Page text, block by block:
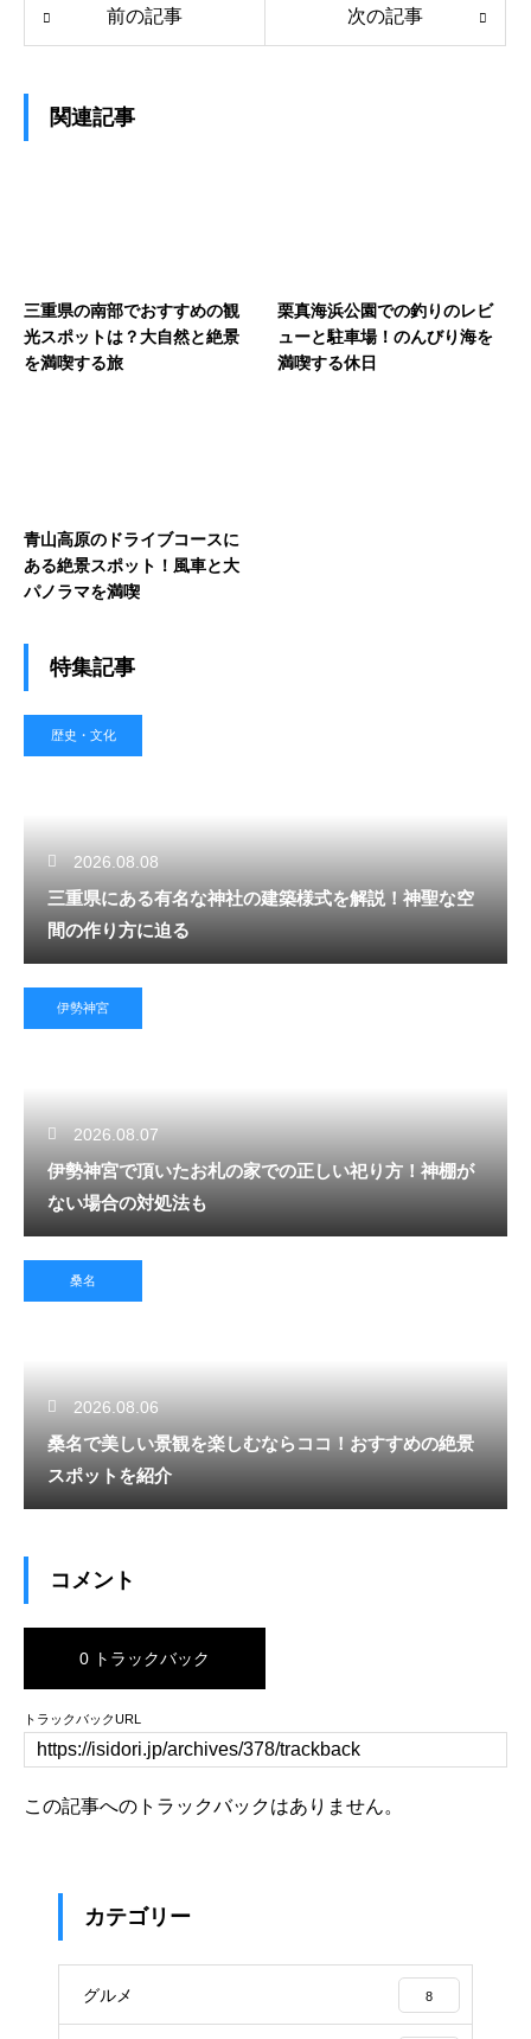
前の記事 次の記事
関連記事
三重県の南部でおすすめの観
光スポットは？大自然と絶景
を満喫する旅
栗真海浜公園での釣りのレビ
ューと駐車場！のんびり海を
満喫する休日
青山高原のドライブコースに
ある絶景スポット！風車と大
パノラマを満喫
特集記事
歴史・文化
2026.08.08
三重県にある有名な神社の建築様式を解説！神聖な空
間の作り方に迫る
伊勢神宮
2026.08.07
伊勢神宮で頂いたお札の家での正しい祀り方！神棚が
ない場合の対処法も
桑名
2026.08.06
桑名で美しい景観を楽しむならココ！おすすめの絶景
スポットを紹介
コメント
0 トラックバック
トラックバックURL
この記事へのトラックバックはありません。
カテゴリー
グルメ 8